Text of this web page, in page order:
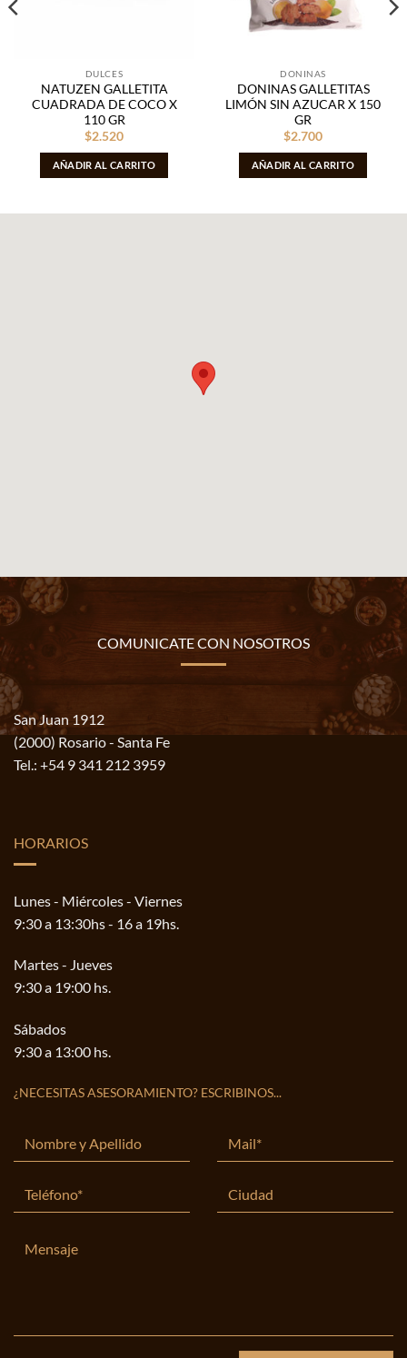
DULCES
NATUZEN GALLETITA
CUADRADA DE COCO X
110 GR
$2.520
AÑADIR AL CARRITO
DONINAS
DONINAS GALLETITAS
LIMÓN SIN AZUCAR X 150
GR
$2.700
AÑADIR AL CARRITO
COMUNICATE CON NOSOTROS
San Juan 1912
(2000) Rosario - Santa Fe
Tel.: +54 9 341 212 3959
HORARIOS
Lunes - Miércoles - Viernes
9:30 a 13:30hs - 16 a 19hs.
Martes - Jueves
9:30 a 19:00 hs.
Sábados
9:30 a 13:00 hs.
¿NECESITAS ASESORAMIENTO? ESCRIBINOS...